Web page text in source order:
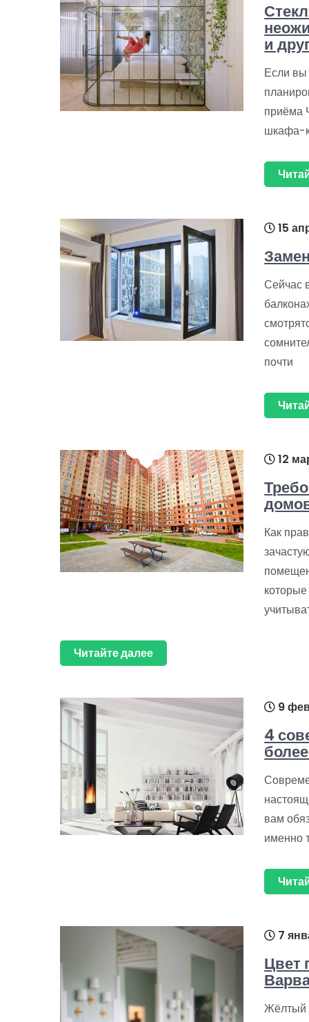
и
Если вы
приёма
шкафа-
15
Сейчас
почти
12
Как
Читайте далее
9
4
вам
именно
7
Цвет
Жёлтый